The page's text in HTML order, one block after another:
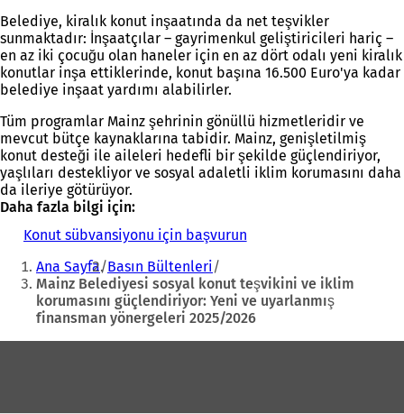
Belediye, kiralık konut inşaatında da net teşvikler
sunmaktadır: İnşaatçılar – gayrimenkul geliştiricileri hariç –
en az iki çocuğu olan haneler için en az dört odalı yeni kiralık
konutlar inşa ettiklerinde, konut başına 16.500 Euro'ya kadar
belediye inşaat yardımı alabilirler.
Tüm programlar Mainz şehrinin gönüllü hizmetleridir ve
mevcut bütçe kaynaklarına tabidir. Mainz, genişletilmiş
konut desteği ile aileleri hedefli bir şekilde güçlendiriyor,
yaşlıları destekliyor ve sosyal adaletli iklim korumasını daha
da ileriye götürüyor.
Daha fazla bilgi için:
Konut sübvansiyonu için başvurun
n
i
b
i
Buradasınız:
Ana Sayfa Basın Bültenleri
Mainz Belediyesi sosyal konut teşvikini ve iklim
korumasını güçlendiriyor: Yeni ve uyarlanmış
finansman yönergeleri 2025/2026